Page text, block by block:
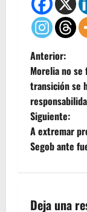
N
a
v
e
Anterior:
Morelia no se
transición se
Siguiente:
A extremar
Segob ante
Deja una